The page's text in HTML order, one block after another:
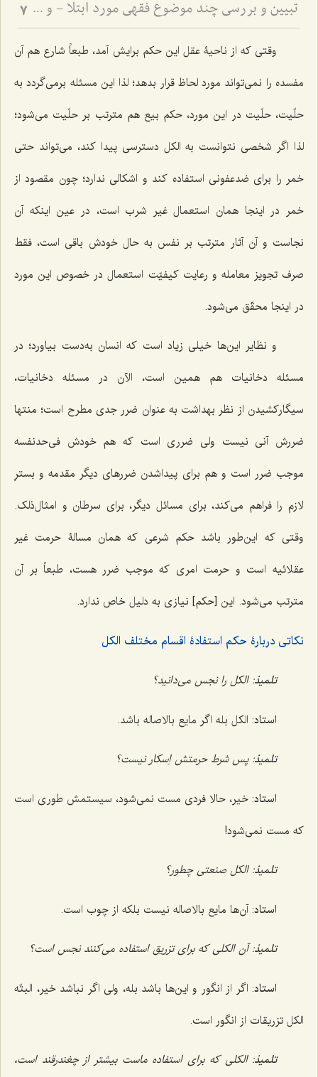
تبیین و بررسی چند موضوع فقهی مورد ابتلا - و حرمت تعدی به حقوق انسان‌ها 7
وقتی که از ناحیۀ عقل این حکم برایش آمد، طبعاً شارع هم آن
مفسده را نمی‌تواند مورد لحاظ قرار بدهد؛ لذا این مسئله برمی‌گردد به
حلّیت، حلّیت در این مورد، حکم بیع هم مترتب بر حلّیت می‌شود؛
لذا اگر شخصی نتوانست به الکل دسترسی پیدا کند، می‌تواند حتی
خمر را برای ضدعفونی استفاده کند و اشکالی ندارد؛ چون مقصود از
خمر در اینجا همان استعمال غیر شرب است، در عین اینکه آن
نجاست و آن آثار مترتب بر نفس به حال خودش باقی است، فقط
صرف تجویز معامله و رعایت کیفیّت استعمال در خصوص این مورد
در اینجا محقّق می‌شود.
و نظایر این‌ها خیلی زیاد است که انسان به‌دست بیاورد؛ در
مسئله دخانیات هم همین است، الآن در مسئله دخانیات،
سیگارکشیدن از نظر بهداشت به عنوان ضرر جدی مطرح است؛ منتها
ضررش آنی نیست ولی ضرری است که هم خودش فی‌حدنفسه
موجب ضرر است و هم برای پیداشدن ضررهای دیگر مقدمه و بسترِ
لازم را فراهم می‌کند، برای مسائل دیگر، برای سرطان و امثال‌ذلک.
وقتی که این‌طور باشد حکم شرعی که همان مسالۀ حرمت غیر
عقلائیه است و حرمت امری که موجب ضرر هست، طبعاً بر آن
مترتب می‌شود. این [حکم] نیازی به دلیل خاص ندارد.
نکاتی دربارۀ حکم استفادۀ اقسام مختلف الکل
تلمیذ: الکل را نجس می‌دانید؟
استاد: الکل بله اگر مایع بالاصاله باشد.
تلمیذ: پس شرط حرمتش اِسکار نیست؟
استاد: خیر، حالا فردی مست نمی‌شود، سیستمش طوری است
که مست نمی‌شود!
تلمیذ: الکل صنعتی چطور؟
استاد: آن‌ها مایع بالاصاله نیست بلکه از چوب است.
تلمیذ: آن الکلی که برای تزریق استفاده می‌کنند نجس است؟
استاد: اگر از انگور و این‌ها باشد بله، ولی اگر نباشد خیر، البتّه
الکل تزریقات از انگور است.
تلمیذ: الکلی که برای استفاده ماست بیشتر از چغندرقند است،